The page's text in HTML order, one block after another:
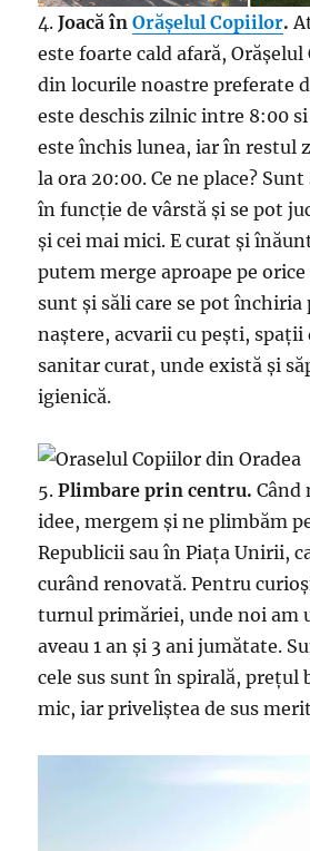
4.Joacă înOrășelul Copiilor.
este foarte cald afară,
din locurile noastre preferate
este deschis zilnic intre 8:00
este închis lunea, iar în restul
la ora 20:00. Ce ne place?
în funcție de vârstă și se pot
și cei mai mici. E curat și
putem merge aproape pe
sunt și săli care se pot închiria
naștere, acvarii cu pești, spații
sanitar curat, unde există și
igienică.
5.Plimbare prin centru. Când
idee, mergem și ne plimbăm
Republicii sau în Piața Unirii,
curând renovată. Pentru
turnul primăriei, unde noi am
aveau 1 an și 3 ani jumătate.
cele sus sunt în spirală, prețul
mic, iar priveliștea de sus